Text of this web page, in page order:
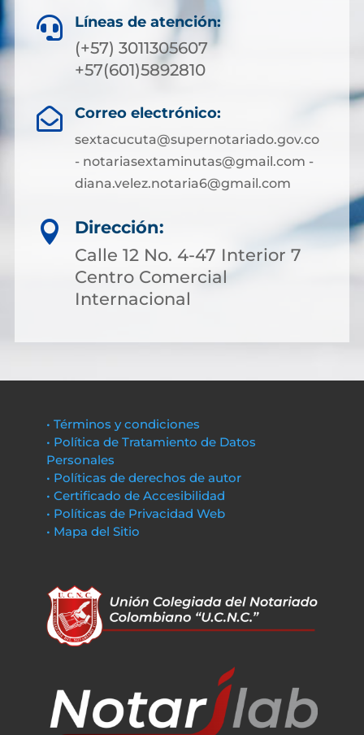
 Líneas de atención:
(+57) 3011305607
+57(601)5892810
 Correo electrónico:
sextacucuta@supernotariado.gov.co
- notariasextaminutas@gmail.com -
diana.velez.notaria6@gmail.com

Dirección:
Calle 12 No. 4-47 Interior 7
Centro Comercial
Internacional
• Términos y condiciones
• Política de Tratamiento de Datos
Personales
• Políticas de derechos de autor
• Certificado de Accesibilidad
• Políticas de Privacidad Web
• Mapa del Sitio